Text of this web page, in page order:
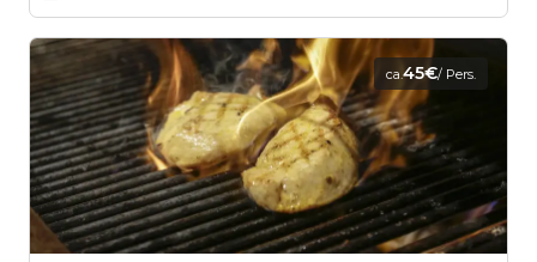
ca.45€/ Pers.